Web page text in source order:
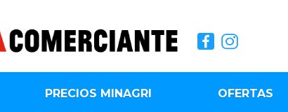
PRECIOS MINAGRI OFERTAS